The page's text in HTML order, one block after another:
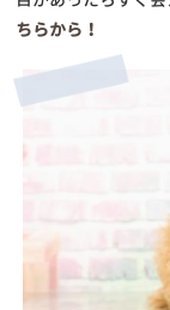
ちらから！